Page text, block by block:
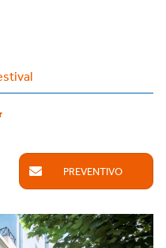
PREVENTIVO